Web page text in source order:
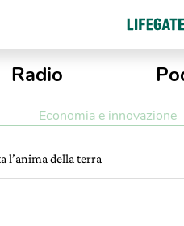
Radio
Economia e innovazione
l’anima della terra